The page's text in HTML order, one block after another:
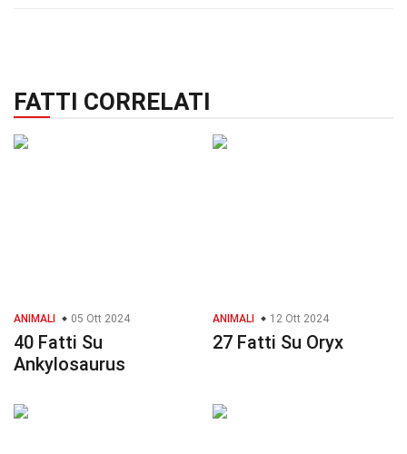
FATTI CORRELATI
ANIMALI 05 Ott 2024
40 Fatti Su
Ankylosaurus
ANIMALI 12 Ott 2024
27 Fatti Su Oryx